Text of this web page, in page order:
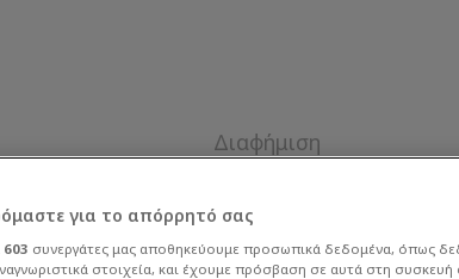
για το απόρρητό σας
603 συνεργάτες μας αποθηκεύουμε προσωπικά δεδομένα, όπως
στοιχεία, και έχουμε πρόσβαση σε αυτά στη συσκευή